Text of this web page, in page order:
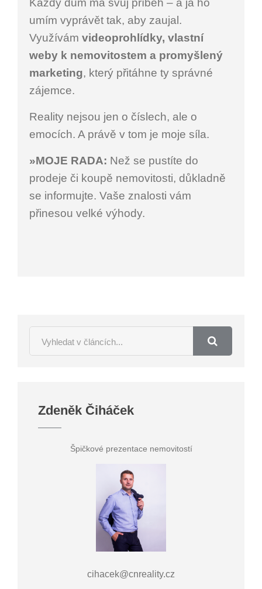
Každý dům má svůj příběh – a já ho
umím vyprávět tak, aby zaujal.
Využívám videoprohlídky, vlastní
weby k nemovitostem a promyšlený
marketing, který přitáhne ty správné
zájemce.
Reality nejsou jen o číslech, ale o
emocích. A právě v tom je moje síla.
»MOJE RADA: Než se pustíte do
prodeje či koupě nemovitosti, důkladně
se informujte. Vaše znalosti vám
přinesou velké výhody.
Zdeněk Čiháček
Špičkové prezentace nemovitostí
cihacek@cnreality.cz